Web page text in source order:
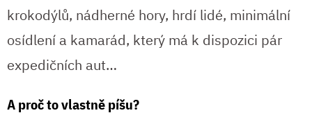
krokodýlů, nádherné hory, hrdí lidé, minimální
osídlení a kamarád, který má k dispozici pár
expedičních aut…
A proč to vlastně píšu?